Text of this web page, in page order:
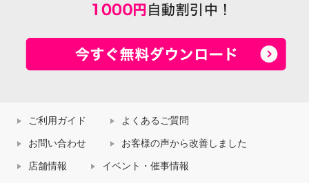
ご利用ガイド よくあるご質問
お問い合わせ お客様の声から改善しました
店舗情報 イベント・催事情報